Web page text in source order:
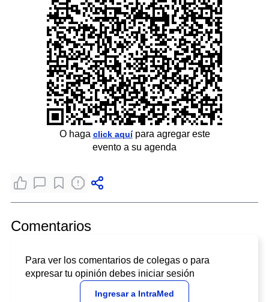
O haga click aquípara agregar este
evento a su agenda
Comentarios
Para ver los comentarios de colegas o para
expresar tu opinión debes iniciar sesión
Ingresar a IntraMed